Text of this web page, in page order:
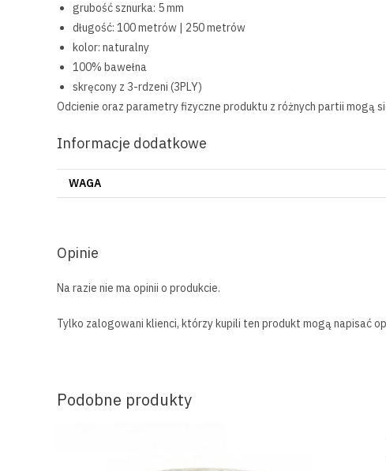
grubość sznurka: 5 mm
długość: 100 metrów | 250 metrów
kolor: naturalny
100% bawełna
skręcony z 3-rdzeni (3PLY)
Odcienie oraz parametry fizyczne produktu z różnych partii mogą
Informacje dodatkowe
WAGA
Opinie
Na razie nie ma opinii o produkcie.
Tylko zalogowani klienci, którzy kupili ten produkt mogą napisać
Podobne produkty